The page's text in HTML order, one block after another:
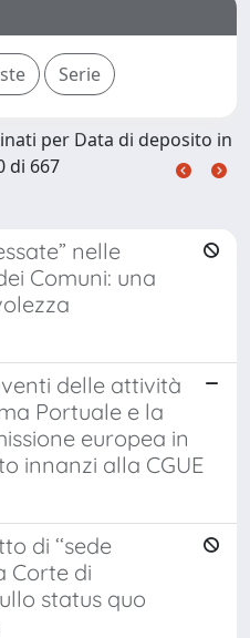
per Data di deposito in
di 667
nelle
Comuni: una
delle attività
Portuale e la
europea in
innanzi alla CGUE
di ‘‘sede
Corte di
status quo